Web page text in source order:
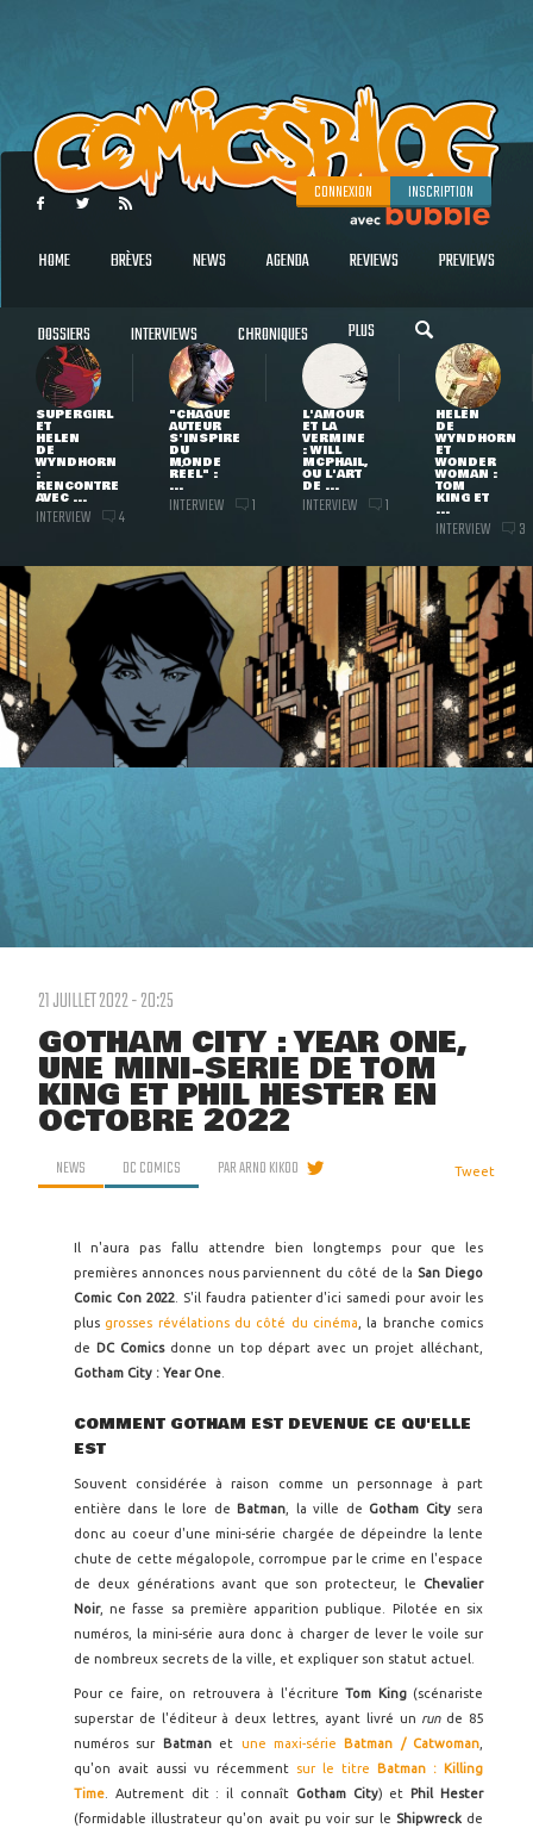
CONNEXION INSCRIPTION
HOME BRÈVES NEWS AGENDA REVIEWS PREVIEWS
DOSSIERS INTERVIEWS CHRONIQUES PLUS
SUPERGIRL
ET
HELEN
DE
WYNDHORN
:
RENCONTRE
AVEC ...
INTERVIEW 4
"CHAQUE
AUTEUR
S'INSPIRE
DU
MONDE
RÉEL" :
...
INTERVIEW 1
L'AMOUR
ET LA
VERMINE
: WILL
MCPHAIL,
OU L'ART
DE ...
INTERVIEW 1
HELEN
DE
WYNDHORN
ET
WONDER
WOMAN :
TOM
KING ET
...
INTERVIEW 3
21 JUILLET 2022 - 20:25
GOTHAM CITY : YEAR ONE,
UNE MINI-SÉRIE DE TOM
KING ET PHIL HESTER EN
OCTOBRE 2022
NEWS DC COMICS PARARNO KIKOO Tweet
Il n'aura pas fallu attendre bien longtemps pour que les
premières annonces nous parviennent du côté de la San Diego
Comic Con 2022. S'il faudra patienter d'ici samedi pour avoir les
plus grosses révélations du côté du cinéma , la branche comics
de DC Comicsdonne un top départ avec un projet alléchant,
Gotham City : Year One
COMMENT GOTHAM EST DEVENUE CE QU'ELLE
EST
Souvent considérée à raison comme un personnage à part
entière dans le lore de
Batman , la ville de Gotham City sera
donc au coeur d'une mini-série chargée de dépeindre la lente
chute de cette mégalopole, corrompue par le crime en l'espace
de deux générations avant que son protecteur, le Chevalier
Noir, ne fasse sa première apparition publique. Pilotée en six
numéros, la mini-série aura donc à charger de lever le voile sur
de nombreux secrets de la ville, et expliquer son statut actuel.
Pour ce faire, on retrouvera à l'écritureTom King(scénariste
superstar de l'éditeur à deux lettres, ayant livré un run de 85
numéros sur
Batman et une maxi-série Batman / Catwoman
qu'on avait aussi vu récemment sur le titre
Batman : Killing
Time . Autrement dit : il connaît Gotham City) et
Phil Hester
(formidable illustrateur qu'on avait pu voir sur le Shipwreck de